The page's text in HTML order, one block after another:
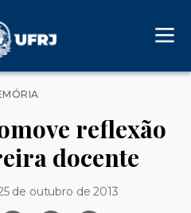
Categorias
reflexão
docente
de outubro de 2013